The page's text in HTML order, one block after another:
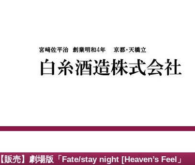
【販売】劇場版「Fate/stay night [Heaven’s Feel」